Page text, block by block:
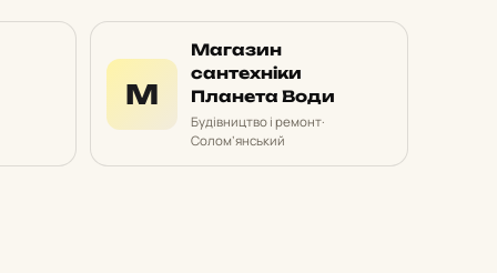
М
Магазин
сантехніки
Планета Води
Будівництво і ремонт·
Солом’янський